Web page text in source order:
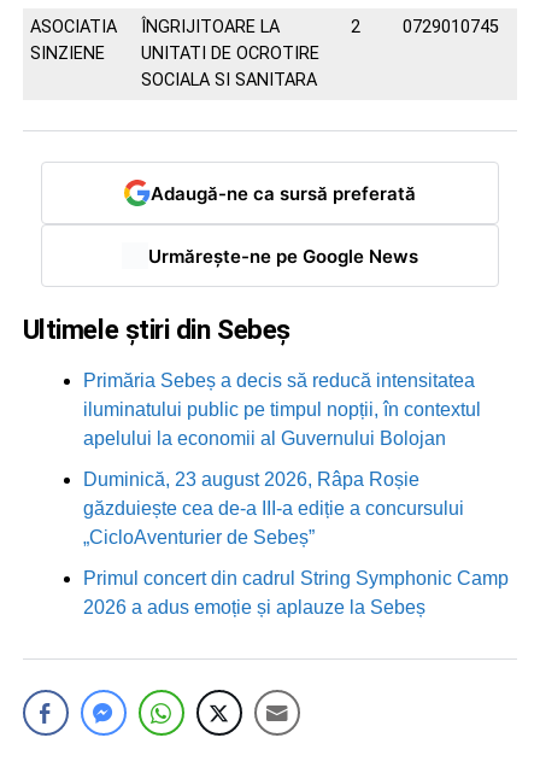
ASOCIATIA
SINZIENE
ÎNGRIJITOARE LA
UNITATI DE OCROTIRE
SOCIALA SI SANITARA
2 0729010745
Adaugă-ne ca sursă preferată
Urmărește-ne pe Google News
Ultimele știri din Sebeș
Primăria Sebeș a decis să reducă intensitatea
iluminatului public pe timpul nopții, în contextul
apelului la economii al Guvernului Bolojan
Duminică, 23 august 2026, Râpa Roșie
găzduiește cea de-a III-a ediție a concursului
„CicloAventurier de Sebeș”
Primul concert din cadrul String Symphonic Camp
2026 a adus emoție și aplauze la Sebeș